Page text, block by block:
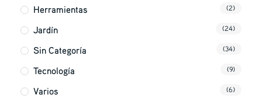
Herramientas (2)
Jardín (24)
Sin Categoría (34)
Tecnología (9)
Varios (6)